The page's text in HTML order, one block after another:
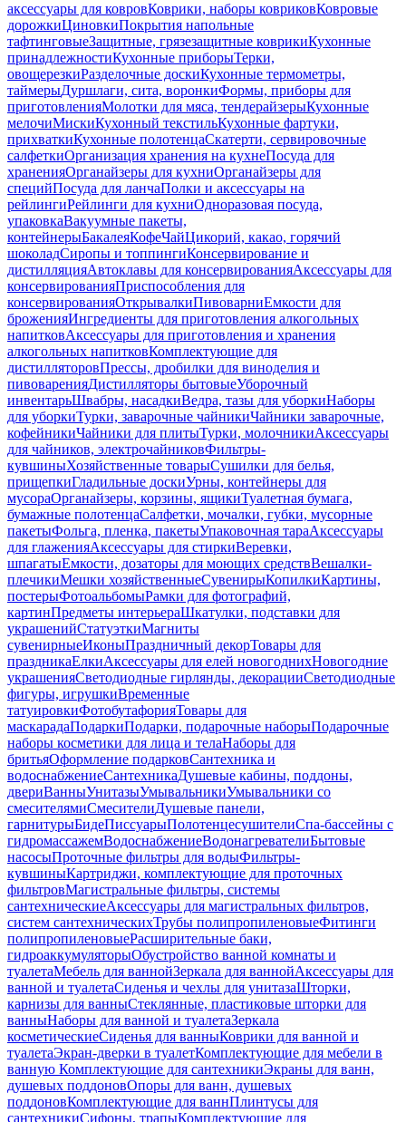
аксессуары для ковровКоврики, наборы ковриковКовровые
дорожкиЦиновкиПокрытия напольные
тафтинговыеЗащитные, грязезащитные коврикиКухонные
принадлежностиКухонные приборыТерки,
овощерезкиРазделочные доскиКухонные термометры,
таймерыДуршлаги, сита, воронкиФормы, приборы для
приготовленияМолотки для мяса, тендерайзерыКухонные
мелочиМискиКухонный текстильКухонные фартуки,
прихваткиКухонные полотенцаСкатерти, сервировочные
салфеткиОрганизация хранения на кухнеПосуда для
храненияОрганайзеры для кухниОрганайзеры для
специйПосуда для ланчаПолки и аксессуары на
рейлингиРейлинги для кухниОдноразовая посуда,
упаковкаВакуумные пакеты,
контейнерыБакалеяКофеЧайЦикорий, какао, горячий
шоколадСиропы и топпингиКонсервирование и
дистилляцияАвтоклавы для консервированияАксессуары для
консервированияПриспособления для
консервированияОткрывалкиПивоварниЕмкости для
броженияИнгредиенты для приготовления алкогольных
напитковАксессуары для приготовления и хранения
алкогольных напитковКомплектующие для
дистилляторовПрессы, дробилки для виноделия и
пивоваренияДистилляторы бытовыеУборочный
инвентарьШвабры, насадкиВедра, тазы для уборкиНаборы
для уборкиТурки, заварочные чайникиЧайники заварочные,
кофейникиЧайники для плитыТурки, молочникиАксессуары
для чайников, электрочайниковФильтры-
кувшиныХозяйственные товарыСушилки для белья,
прищепкиГладильные доскиУрны, контейнеры для
мусораОрганайзеры, корзины, ящикиТуалетная бумага,
бумажные полотенцаСалфетки, мочалки, губки, мусорные
пакетыФольга, пленка, пакетыУпаковочная тараАксессуары
для глаженияАксессуары для стиркиВеревки,
шпагатыЕмкости, дозаторы для моющих средствВешалки-
плечикиМешки хозяйственныеСувенирыКопилкиКартины,
постерыФотоальбомыРамки для фотографий,
картинПредметы интерьераШкатулки, подставки для
украшенийСтатуэткиМагниты
сувенирныеИконыПраздничный декорТовары для
праздникаЕлкиАксессуары для елей новогоднихНовогодние
украшенияСветодиодные гирлянды, декорацииСветодиодные
фигуры, игрушкиВременные
татуировкиФотобутафорияТовары для
маскарадаПодаркиПодарки, подарочные наборыПодарочные
наборы косметики для лица и телаНаборы для
бритьяОформление подарковСантехника и
водоснабжениеСантехникаДушевые кабины, поддоны,
двериВанныУнитазыУмывальникиУмывальники со
смесителямиСмесителиДушевые панели,
гарнитурыБидеПиссуарыПолотенцесушителиСпа-бассейны с
гидромассажемВодоснабжениеВодонагревателиБытовые
насосыПроточные фильтры для водыФильтры-
кувшиныКартриджи, комплектующие для проточных
фильтровМагистральные фильтры, системы
сантехническиеАксессуары для магистральных фильтров,
систем сантехническихТрубы полипропиленовыеФитинги
полипропиленовыеРасширительные баки,
гидроаккумуляторыОбустройство ванной комнаты и
туалетаМебель для ваннойЗеркала для ваннойАксессуары для
ванной и туалетаСиденья и чехлы для унитазаШторки,
карнизы для ванныСтеклянные, пластиковые шторки для
ванныНаборы для ванной и туалетаЗеркала
косметическиеСиденья для ванныКоврики для ванной и
туалетаЭкран-дверки в туалетКомплектующие для мебели в
ванную Комплектующие для сантехникиЭкраны для ванн,
душевых поддоновОпоры для ванн, душевых
поддоновКомплектующие для ваннПлинтусы для
сантехникиСифоны, трапыКомплектующие для